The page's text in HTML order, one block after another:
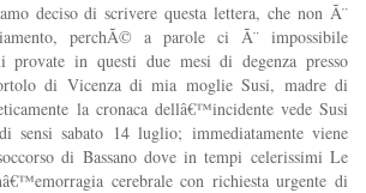
deciso di scrivere questa lettera, che non Ã¨
perchÃ© a parole ci Ã¨ impossibile
provate in questi due mesi di degenza presso
di Vicenza di mia moglie Susi, madre di
la cronaca dellâ€™incidente vede Susi
sensi sabato 14 luglio; immediatamente viene
di Bassano dove in tempi celerissimi Le
cerebrale con richiesta urgente di